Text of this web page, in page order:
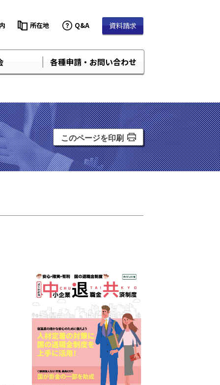
所在地 Q&A 資料請求
各種申請・お問い合わせ
このページを印刷